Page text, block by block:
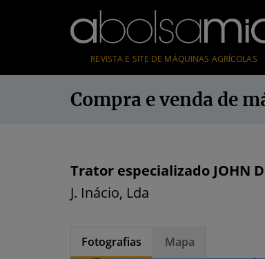
REVISTA E SITE DE MÁQUINAS AGRÍCOLAS
Compra e venda de
Trator especializado JOHN
J. Inácio, Lda
Fotografias Mapa